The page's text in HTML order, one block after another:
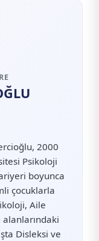
2000
Psikoloji
boyunca
çocuklarla
Aile
alanlarındaki
Disleksi ve